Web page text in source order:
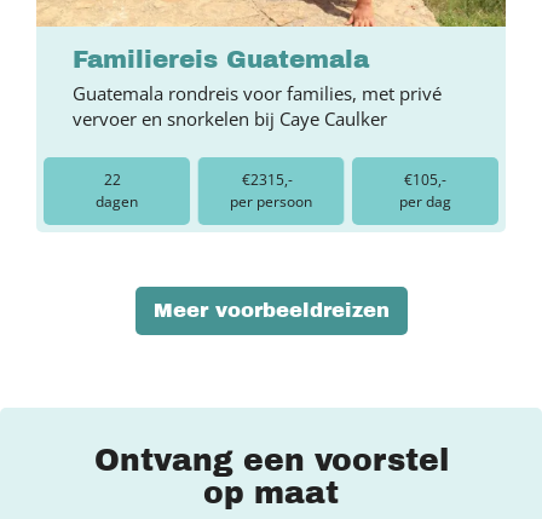
Familiereis Guatemala
Guatemala rondreis voor families, met privé
vervoer en snorkelen bij Caye Caulker
22
dagen
€2315,-
per persoon
€105,-
per dag
Meer voorbeeldreizen
Ontvang een voorstel
op maat